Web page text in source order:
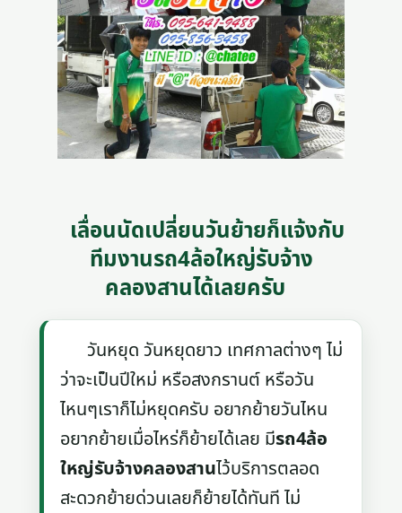
เลื่อนนัดเปลี่ยนวันย้ายก็แจ้งกับ
ทีมงานรถ4ล้อใหญ่รับจ้าง
คลองสานได้เลยครับ
วันหยุด วันหยุดยาว เทศกาลต่างๆ ไม่
ว่าจะเป็นปีใหม่ หรือสงกรานต์ หรือวัน
ไหนๆเราก็ไม่หยุดครับ อยากย้ายวันไหน
อยากย้ายเมื่อไหร่ก็ย้ายได้เลย มีรถ4ล้อ
ใหญ่รับจ้างคลองสานไว้บริการตลอด
สะดวกย้ายด่วนเลยก็ย้ายได้ทันที ไม่